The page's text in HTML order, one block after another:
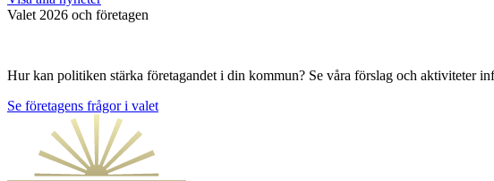
Valet 2026 och företagen
Hur kan politiken stärka företagandet i din kommun? Se våra förslag och aktiviteter
Se företagens frågor i valet